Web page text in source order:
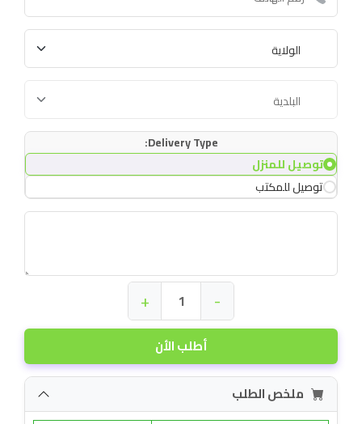
Delivery Type:
توصيل للمنزل
توصيل للمكتب
أطلب الأن
-
+
ملخص الطلب